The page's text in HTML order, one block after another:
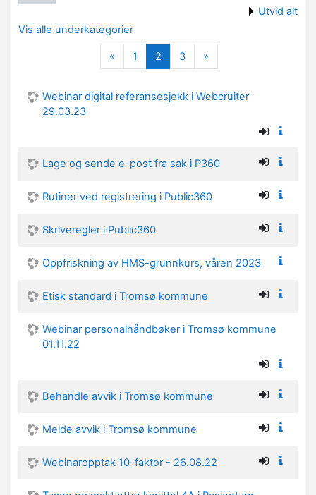
Utvid alt
Vis alle underkategorier
« Forrige
1 2 (nåværende)
3 »
Webinar digital referansesjekk i Webcruiter
29.03.23
Lage og sende e-post fra sak i P360
Rutiner ved registrering i Public360
Skriveregler i Public360
Oppfriskning av HMS-grunnkurs, våren 2023
Etisk standard i Tromsø kommune
Webinar personalhåndbøker i Tromsø kommune
01.11.22
Behandle avvik i Tromsø kommune
Melde avvik i Tromsø kommune
Webinaropptak 10-faktor - 26.08.22